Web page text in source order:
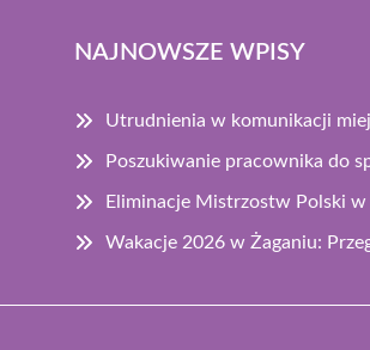
NAJNOWSZE WPISY
Utrudnienia w komunikacji
Poszukiwanie pracownika do
Eliminacje Mistrzostw Polski
Wakacje 2026 w Żaganiu: